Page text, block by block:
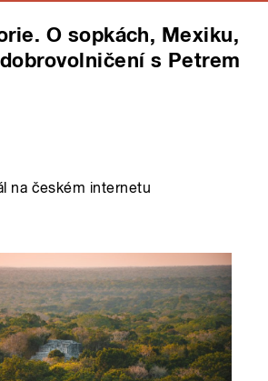
O sopkách, Mexiku,
s Petrem
na českém internetu